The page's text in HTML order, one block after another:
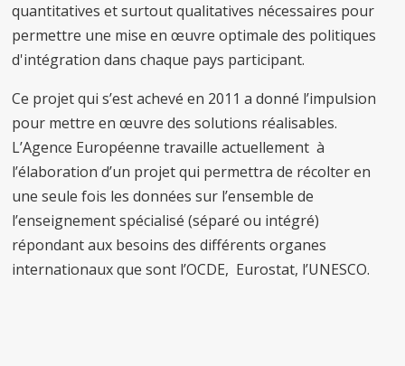
quantitatives et surtout qualitatives nécessaires pour
permettre une mise en œuvre optimale des politiques
d'intégration dans chaque pays participant.
Ce projet qui s’est achevé en 2011 a donné l’impulsion
pour mettre en œuvre des solutions réalisables.
L’Agence Européenne travaille actuellement à
l’élaboration d’un projet qui permettra de récolter en
une seule fois les données sur l’ensemble de
l’enseignement spécialisé (séparé ou intégré)
répondant aux besoins des différents organes
internationaux que sont l’OCDE, Eurostat, l’UNESCO.